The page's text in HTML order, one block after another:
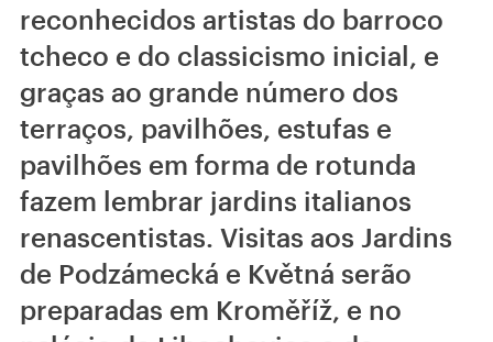
reconhecidos artistas do barroco
tcheco e do classicismo inicial, e
graças ao grande número dos
terraços, pavilhões, estufas e
pavilhões em forma de rotunda
fazem lembrar jardins italianos
renascentistas. Visitas aos Jardins
de Podzámecká e Květná serão
preparadas em Kroměříž, e no